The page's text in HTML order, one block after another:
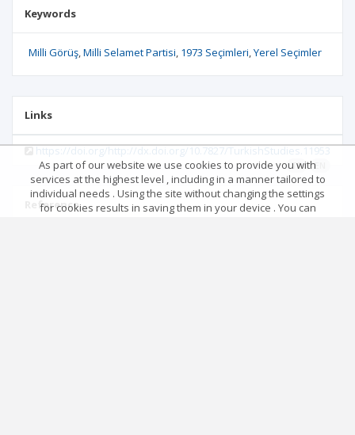
Keywords
Milli Görüş Milli Selamet Partisi 1973 Seçimleri Yerel Seçimler
Links
https://doi.org/http://dx.doi.org/10.7827/TurkishStudies.11953
TR EN
Reference
As part of our website we use cookies to provide you with
services at the highest level , including in a manner tailored to
individual needs . Using the site without changing the settings
for cookies results in saving them in your device . You can